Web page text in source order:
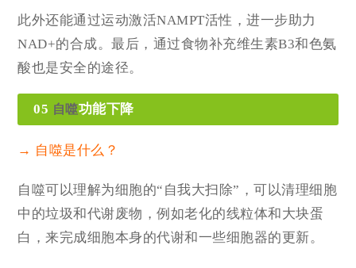
此外还能通过运动激活NAMPT活性，进一步助力
NAD+的合成。最后，通过食物补充维生素B3和色氨
酸也是安全的途径。
05 自噬功能下降
→ 自噬是什么？
自噬可以理解为细胞的“自我大扫除”，可以清理细胞
中的垃圾和代谢废物，例如老化的线粒体和大块蛋
白，来完成细胞本身的代谢和一些细胞器的更新。